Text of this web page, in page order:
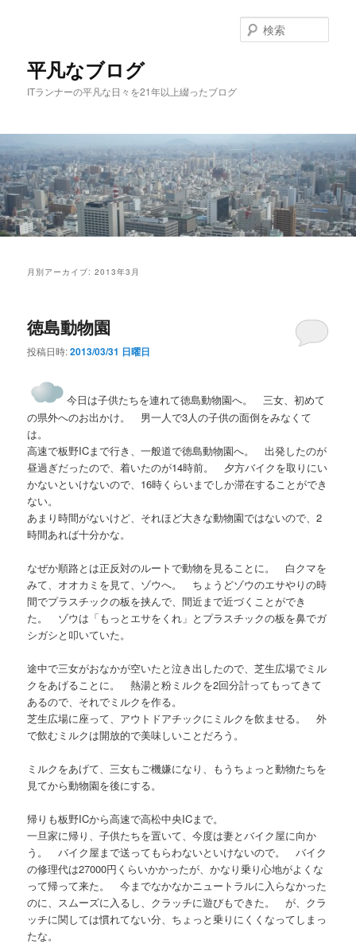
移
動
動
平凡なブログ
ITランナーの平凡な日々を21年以上綴ったブログ
索
月別アーカイブ:2013年3月
徳島動物園
投稿日時:2013/03/31 日曜日
今日は子供たちを連れて徳島動物園へ。 三女、初めて
の県外へのお出かけ。 男一人で3人の子供の面倒をみなくて
は。
高速で板野ICまで行き、一般道で徳島動物園へ。 出発したのが
昼過ぎだったので、着いたのが14時前。 夕方バイクを取りにい
かないといけないので、16時くらいまでしか滞在することができ
ない。
あまり時間がないけど、それほど大きな動物園ではないので、2
時間あれば十分かな。
なぜか順路とは正反対のルートで動物を見ることに。 白クマを
みて、オオカミを見て、ゾウへ。 ちょうどゾウのエサやりの時
間でプラスチックの板を挟んで、間近まで近づくことができ
た。 ゾウは「もっとエサをくれ」とプラスチックの板を鼻でガ
シガシと叩いていた。
途中で三女がおなかが空いたと泣き出したので、芝生広場でミル
クをあげることに。 熱湯と粉ミルクを2回分計ってもってきて
あるので、それでミルクを作る。
芝生広場に座って、アウトドアチックにミルクを飲ませる。 外
で飲むミルクは開放的で美味しいことだろう。
ミルクをあげて、三女もご機嫌になり、もうちょっと動物たちを
見てから動物園を後にする。
帰りも板野ICから高速で高松中央ICまで。
一旦家に帰り、子供たちを置いて、今度は妻とバイク屋に向か
う。 バイク屋まで送ってもらわないといけないので。 バイク
の修理代は27000円くらいかかったが、かなり乗り心地がよくな
って帰って来た。 今までなかなかニュートラルに入らなかった
のに、スムーズに入るし、クラッチに遊びもできた。 が、クラ
ッチに関しては慣れてない分、ちょっと乗りにくくなってしまっ
たな。